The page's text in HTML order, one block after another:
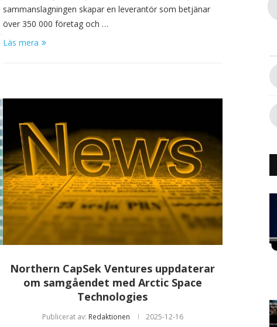
sammanslagningen skapar en leverantör som betjänar
över 350 000 företag och …
Läs mera
Northern CapSek Ventures uppdaterar
om samgåendet med Arctic Space
Technologies
Publicerat av: Redaktionen 2025-12-16